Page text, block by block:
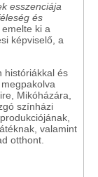
esszenciája
és
ki a
képviselő, a
históriákkal és
Mikóházára,
színházi
valamint
otthont.